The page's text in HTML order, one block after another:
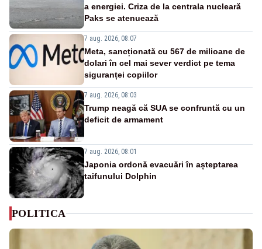
a energiei. Criza de la centrala nucleară
Paks se atenuează
7 aug. 2026, 08:07
Meta, sancționată cu 567 de milioane de
dolari în cel mai sever verdict pe tema
siguranței copiilor
7 aug. 2026, 08:03
Trump neagă că SUA se confruntă cu un
deficit de armament
7 aug. 2026, 08:01
Japonia ordonă evacuări în așteptarea
taifunului Dolphin
POLITICA